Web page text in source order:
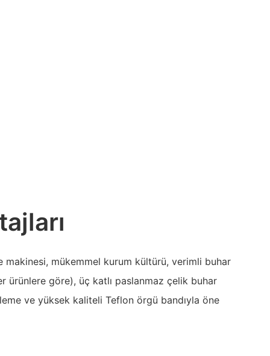
makinesi, mükemmel kurum kültürü, verimli buhar
ürünlere göre), üç katlı paslanmaz çelik buhar
ve yüksek kaliteli Teflon örgü bandıyla öne